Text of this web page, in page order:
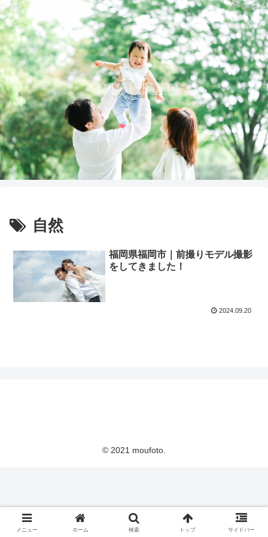
自然
福岡県福岡市｜前撮りモデル撮影
をしてきました！
2024.09.20
© 2021 moufoto.
メニュー ホーム 検索 トップ サイドバー